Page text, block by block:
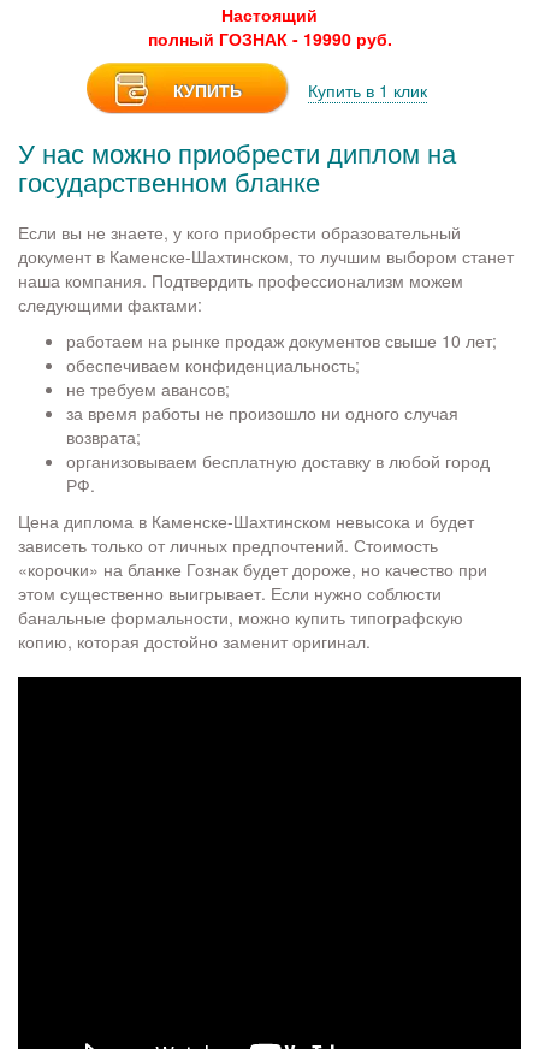
Настоящий
полный ГОЗНАК - 19990 руб.
КУПИТЬ Купить в 1 клик
У нас можно приобрести диплом на
государственном бланке
Если вы не знаете, у кого приобрести образовательный
документ в Каменске-Шахтинском, то лучшим выбором станет
наша компания. Подтвердить профессионализм можем
следующими фактами:
работаем на рынке продаж документов свыше 10 лет;
обеспечиваем конфиденциальность;
не требуем авансов;
за время работы не произошло ни одного случая
возврата;
организовываем бесплатную доставку в любой город
РФ.
Цена диплома в Каменске-Шахтинском невысока и будет
зависеть только от личных предпочтений. Стоимость
«корочки» на бланке Гознак будет дороже, но качество при
этом существенно выигрывает. Если нужно соблюсти
банальные формальности, можно купить типографскую
копию, которая достойно заменит оригинал.